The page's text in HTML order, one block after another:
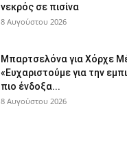
νεκρός σε πισίνα
8 Αυγούστου 2026
Μπαρτσελόνα για Χόρχε
«Ευχαριστούμε για την
πιο ένδοξα...
8 Αυγούστου 2026